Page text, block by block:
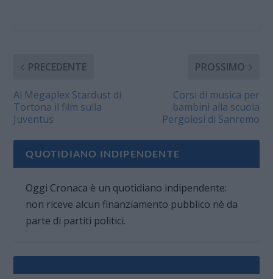
PRECEDENTE
Al Megaplex Stardust di
Tortona il film sulla
Juventus
PROSSIMO
Corsi di musica per
bambini alla scuola
Pergolesi di Sanremo
QUOTIDIANO INDIPENDENTE
Oggi Cronaca è un quotidiano indipendente:
non riceve alcun finanziamento pubblico nè da
parte di partiti politici.